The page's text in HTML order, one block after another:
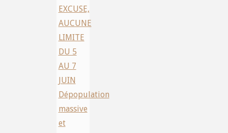
EXCUSE,
AUCUNE
LIMITE
DU 5
AU 7
JUIN
Dépopulation
massive
et